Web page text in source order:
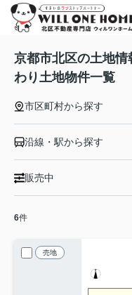
京都市北区の土地
わり土地物件一覧
市区町村から探す
沿線・駅から探す
販売中
6件
売地